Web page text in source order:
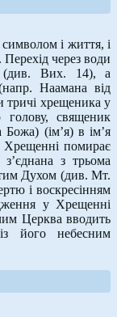
і життя, і
через води
(див. Вих. 14), а
Наамана від
хрещеника у
священик
(ім’я) в ім’я
помирає
з трьома
Духом (див. Мт.
і воскресінням
у Хрещенні
Церква вводить
його небесним